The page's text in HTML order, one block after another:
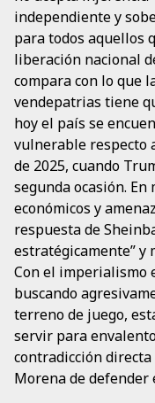
independiente y
para todos aquellos
liberación nacional
compara con lo que
vendepatrias tiene
hoy el país se
vulnerable respecto
de 2025, cuando
segunda ocasión.
económicos y
respuesta de
estratégicamente” y
Con el imperialismo
buscando
terreno de juego,
servir para
contradicción
Morena de defender